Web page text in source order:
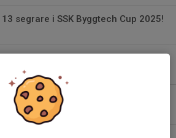
segrare i SSK Byggtech Cup 2025!
i helgen